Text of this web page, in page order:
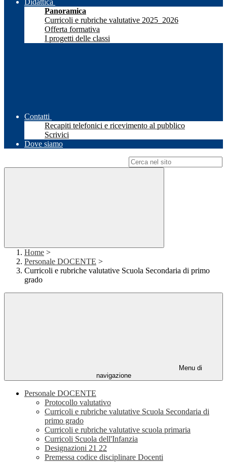
Didattica
Panoramica
Curricoli e rubriche valutative 2025_2026
Offerta formativa
I progetti delle classi
Contatti
Recapiti telefonici e ricevimento al pubblico
Scrivici
Dove siamo
Home >
Personale DOCENTE >
Curricoli e rubriche valutative Scuola Secondaria di primo
grado
Menu di
navigazione
Personale DOCENTE
Protocollo valutativo
Curricoli e rubriche valutative Scuola Secondaria di
primo grado
Curricoli e rubriche valutative scuola primaria
Curricoli Scuola dell'Infanzia
Designazioni 21 22
Premessa codice disciplinare Docenti